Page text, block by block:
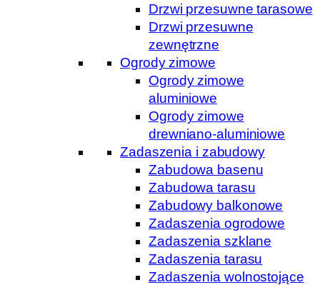
Drzwi przesuwne tarasowe
Drzwi przesuwne
zewnętrzne
Ogrody zimowe
Ogrody zimowe
aluminiowe
Ogrody zimowe
drewniano-aluminiowe
Zadaszenia i zabudowy
Zabudowa basenu
Zabudowa tarasu
Zabudowy balkonowe
Zadaszenia ogrodowe
Zadaszenia szklane
Zadaszenia tarasu
Zadaszenia wolnostojące